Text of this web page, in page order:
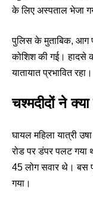
के लिए अस्पताल भेजा
पुलिस के मुताबिक, आग
कोशिश की गई।
यातायात प्रभावित रहा।
चश्मदीदों ने क्या
घायल महिला यात्री
रोड पर डंपर पलट गया
45 लोग सवार थे। बस
गया।